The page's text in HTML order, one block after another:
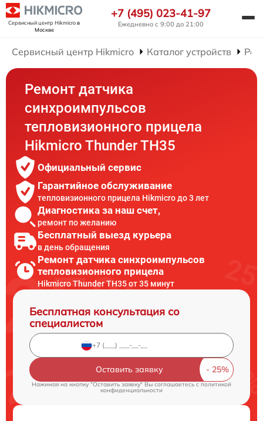
Сервисный центр Hikmicroв
Москве
+7 (495) 023-41-97
Ежедневно с 9:00 до 21:00
Сервисный центр Hikmicro Каталог устройств
Ремонт датчика
синхроимпульсов
тепловизионного прицела
Hikmicro Thunder TH35
Официальный сервис
Гарантийное обслуживание
тепловизионного прицела Hikmicro до 3 лет
Диагностика за наш счет,
ремонт по желанию
Бесплатный выезд курьера
в день обращения
Ремонт датчика синхроимпульсов
тепловизионного прицела
Hikmicro Thunder TH35 от 35 минут
Бесплатная консультация со
специалистом
Оставить заявку
Нажимая на кнопку "Оставить заявку" Вы соглашаетесь cполитикой
конфиденциальности